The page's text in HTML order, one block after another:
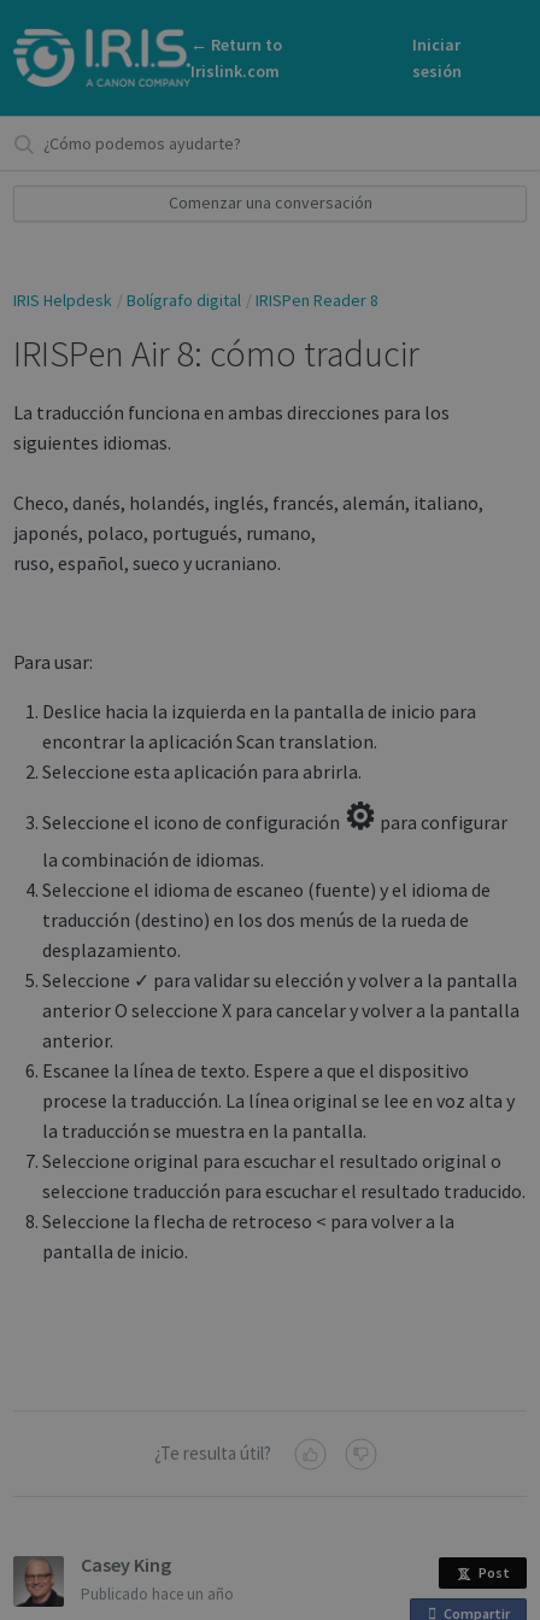
← Return to
Irislink.com
Iniciar
sesión
Comenzar una conversación
IRIS Helpdesk Bolígrafo digital IRISPen Reader 8
IRISPen Air 8: cómo traducir
La traducción funciona en ambas direcciones para los
siguientes idiomas.
Checo, danés, holandés, inglés, francés, alemán, italiano,
japonés, polaco, portugués, rumano,
ruso, español, sueco y ucraniano.
Para usar:
Deslice hacia la izquierda en la pantalla de inicio para
encontrar la aplicación Scan translation.
Seleccione esta aplicación para abrirla.
Seleccione el icono de configuración ⚙ para configurar
la combinación de idiomas.
Seleccione el idioma de escaneo (fuente) y el idioma de
traducción (destino) en los dos menús de la rueda de
desplazamiento.
Seleccione ✓ para validar su elección y volver a la pantalla
anterior O seleccione X para cancelar y volver a la pantalla
anterior.
Escanee la línea de texto. Espere a que el dispositivo
procese la traducción. La línea original se lee en voz alta y
la traducción se muestra en la pantalla.
Seleccione original para escuchar el resultado original o
seleccione traducción para escuchar el resultado traducido.
Seleccione la flecha de retroceso < para volver a la
pantalla de inicio.
¿Te resulta útil?
Casey King
Publicado hace un año
Post
Compartiro